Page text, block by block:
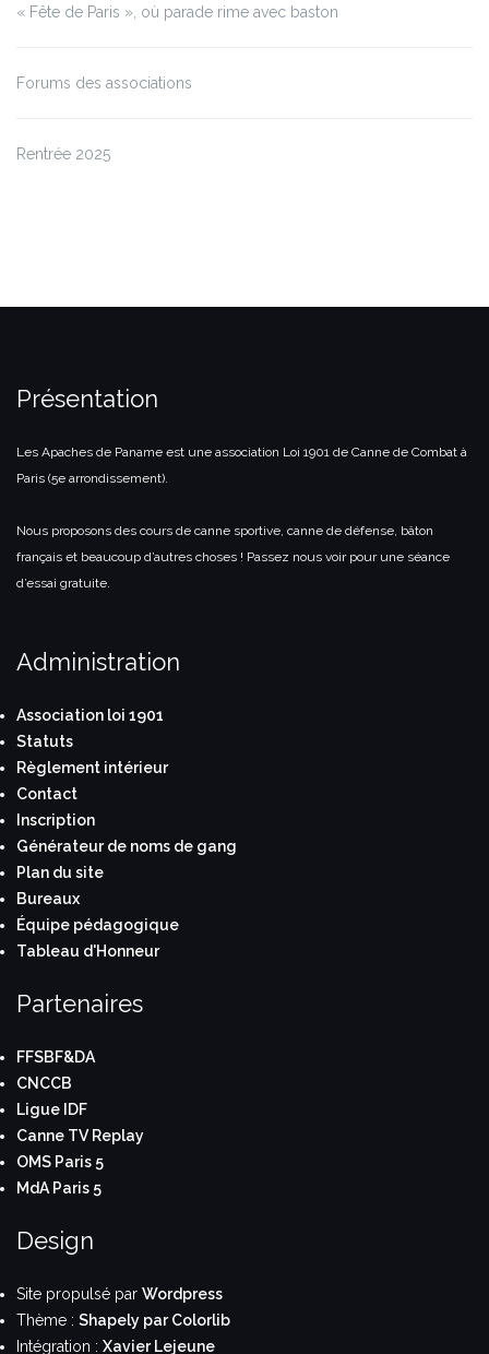
« Fête de Paris », où parade rime avec baston
Forums des associations
Rentrée 2025
Présentation
Les Apaches de Paname est une association Loi 1901 de Canne de Combat à
Paris (5e arrondissement).
Nous proposons des cours de canne sportive, canne de défense, bâton
français et beaucoup d’autres choses ! Passez nous voir pour une séance
d’essai gratuite.
Administration
Association loi 1901
Statuts
Règlement intérieur
Contact
Inscription
Générateur de noms de gang
Plan du site
Bureaux
Équipe pédagogique
Tableau d'Honneur
Partenaires
FFSBF&DA
CNCCB
Ligue IDF
Canne TV Replay
OMS Paris 5
MdA Paris 5
Design
Site propulsé par Wordpress
Thème : Shapely par Colorlib
Intégration : Xavier Lejeune